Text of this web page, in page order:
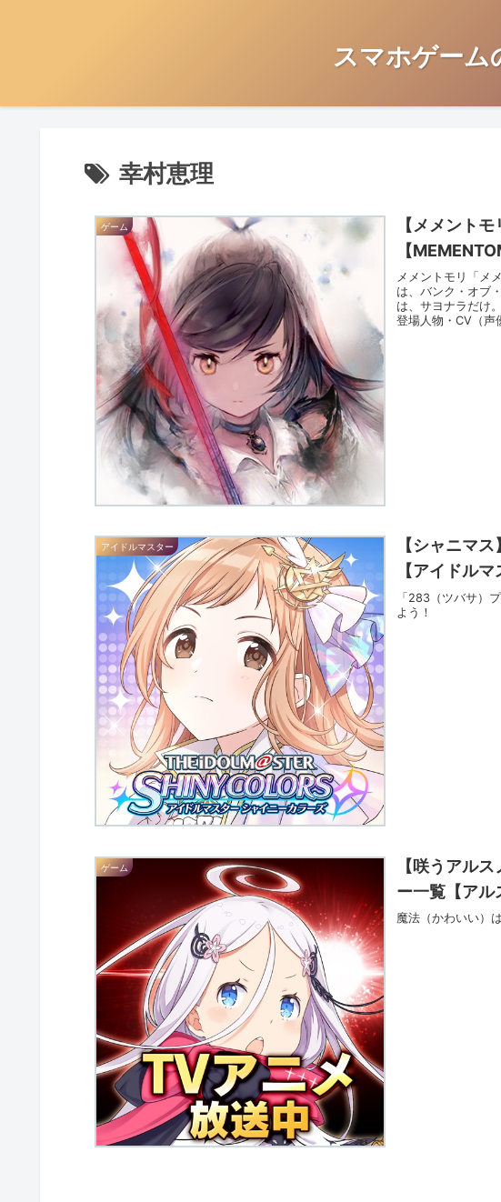
スマホゲーム
幸村恵理
ゲーム
【メメント
【
メメントモリ「メ
は、バンク・オブ
は、サヨナラだけ
登場人物・CV（声
アイドルマスター
【シャニマ
【アイドルマ
「283（ツバサ）
よう！
ゲーム
【咲うアル
ー一覧【アル
魔法（かわいい）